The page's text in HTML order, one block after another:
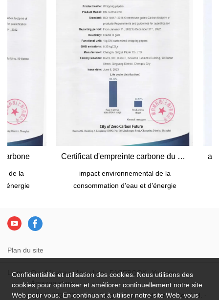
de la
Certificat d'empreinte carbone du papier d'emballage
impact environnemental de la
consommation d’eau et d’énergie
Plan du site
Liens：Our Alibaba online shop FACEBOOK
Youtube
Amazon store
Copyright © 2026 Chengdu Qingya Paper Industries Co., Ltd. -
Confidentialité et utilisation des cookies. Nous utilisons des
cookies pour optimiser et améliorer continuellement notre site
Web pour vous. En continuant à utiliser notre site Web, vous